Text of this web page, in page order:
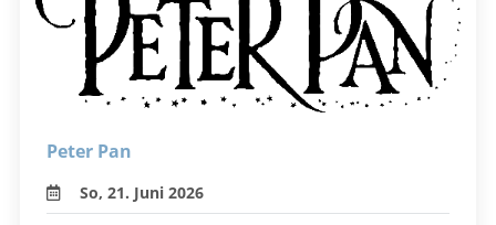
Peter Pan
So, 21. Juni 2026